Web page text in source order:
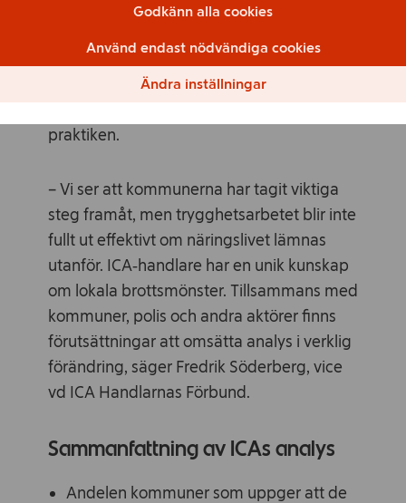
brottsutsatta branscher. För att vända
fungerande strukturer på pappret –
trygghetsarbetet måste också bygga på
praktiken.
– Vi ser att kommunerna har tagit viktiga
steg framåt, men trygghetsarbetet blir inte
fullt ut effektivt om näringslivet lämnas
utanför. ICA‑handlare har en unik kunskap
om lokala brottsmönster. Tillsammans med
kommuner, polis och andra aktörer finns
förutsättningar att omsätta analys i verklig
förändring, säger Fredrik Söderberg, vice
vd ICA Handlarnas Förbund.
Sammanfattning av ICAs analys
Andelen kommuner som uppger att de
Godkänn alla cookies
Använd endast nödvändiga cookies
Ändra inställningar